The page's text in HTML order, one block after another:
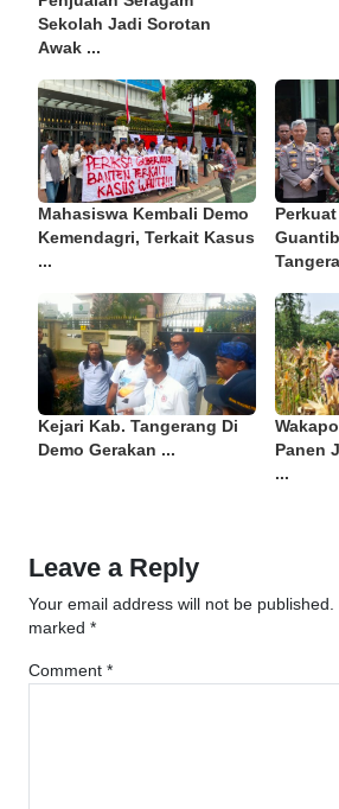
Sekolah Jadi Sorotan
Awak ...
Mahasiswa Kembali Demo
Kemendagri, Terkait Kasus
...
Kejari Kab. Tangerang Di
Demo Gerakan ...
Panen
...
Leave a Reply
Your email address will not be published.
marked *
Comment *